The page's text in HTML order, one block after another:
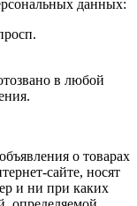
данных:
в любой
о товарах
сайте, носят
и ни при каких